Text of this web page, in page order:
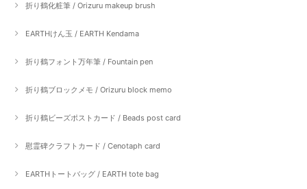
折り鶴化粧筆 / Orizuru makeup brush
EARTHけん玉 / EARTH Kendama
折り鶴フォント万年筆 / Fountain pen
折り鶴ブロックメモ / Orizuru block memo
折り鶴ビーズポストカード / Beads post card
慰霊碑クラフトカード / Cenotaph card
EARTHトートバッグ / EARTH tote bag